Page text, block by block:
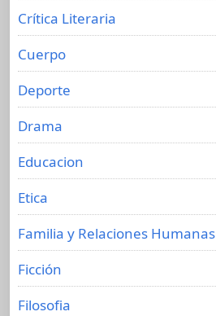
Crítica Literaria
Cuerpo
Deporte
Drama
Educacion
Etica
Familia y Relaciones Humanas
Ficción
Filosofia